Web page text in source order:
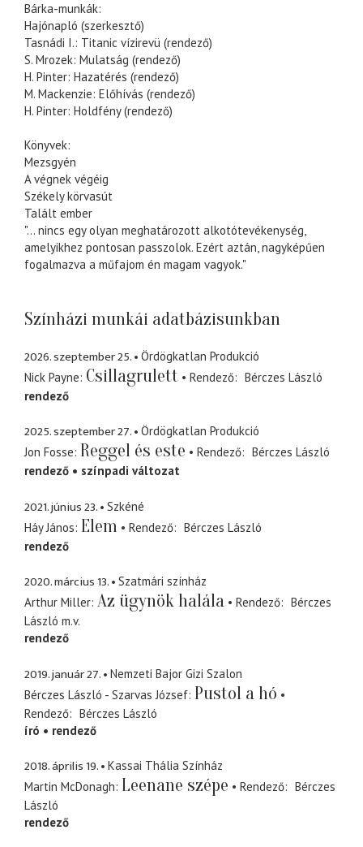
Bárka-munkák:
Hajónapló (szerkesztő)
Tasnádi I.: Titanic vízirevü (rendező)
S. Mrozek: Mulatság (rendező)
H. Pinter: Hazatérés (rendező)
M. Mackenzie: Előhívás (rendező)
H. Pinter: Holdfény (rendező)
Könyvek:
Mezsgyén
A végnek végéig
Székely körvasút
Talált ember
"... nincs egy olyan meghatározott alkotótevékenység,
amelyikhez pontosan passzolok. Ezért aztán, nagyképűen
fogalmazva a műfajom én magam vagyok."
Színházi munkái adatbázisunkban
2026. szeptember 25.
Ördögkatlan Produkció
Nick Payne Csillagrulett Rendező
Bérczes László
rendező
2025. szeptember 27.
Ördögkatlan Produkció
Jon Fosse Reggel és este Rendező
Bérczes László
rendező
színpadi változat
2021. június 23.
Szkéné
Háy János Elem Rendező
Bérczes László
rendező
2020. március 13.
Szatmári színház
Arthur Miller Az ügynök halála Rendező
Bérczes
László m.v.
rendező
2019. január 27.
Nemzeti Bajor Gizi Szalon
Bérczes László - Szarvas József Pustol a hó
Rendező
Bérczes László
író
rendező
2018. április 19.
Kassai Thália Színház
Martin McDonagh Leenane szépe Rendező
Bérczes
László
rendező